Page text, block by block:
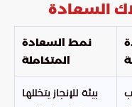
السعادة
نمط السعادة
المتكاملة
بيئة للإنجاز يتخللها